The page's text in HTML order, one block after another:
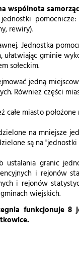
wspólnota
rewiry).
Jednostka
gminie
sołeckim.
jedną
Również części
miasto
na mniejsze
są na
ustalania granic
i rejonów
i rejonów
wiejskich.
funkcjonuje 8